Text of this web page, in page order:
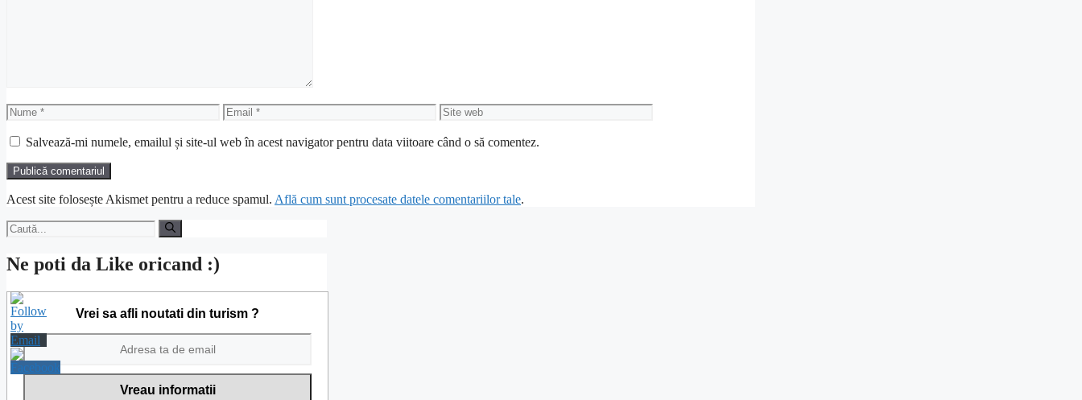
Nume Email
Site
web
Salvează-mi numele, emailul și site-ul web în acest navigator pentru data viitoare când o să comentez.
Acest site folosește Akismet pentru a reduce spamul. Află cum sunt procesate datele comentariilor tale.
Caută
după:
Ne poti da Like oricand :)
Vrei sa afli noutati din turism ?